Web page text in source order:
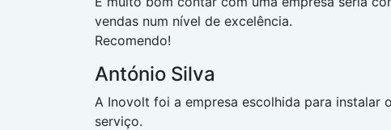
vendas num nível de excelência.
Recomendo!
António Silva
A Inovolt foi a empresa escolhida para instalar
serviço.